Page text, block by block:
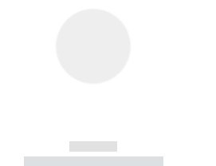
------------
----------- ----------- -----------